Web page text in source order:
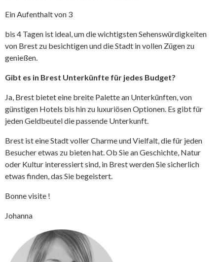
Ein Aufenthalt von 3
bis 4 Tagen ist ideal, um die wichtigsten Sehenswürdigkeiten
von Brest zu besichtigen und die Stadt in vollen Zügen zu
genießen.
Gibt es in Brest Unterkünfte für jedes Budget?
Ja, Brest bietet eine breite Palette an Unterkünften, von
günstigen Hotels bis hin zu luxuriösen Optionen. Es gibt für
jeden Geldbeutel die passende Unterkunft.
Brest ist eine Stadt voller Charme und Vielfalt, die für jeden
Besucher etwas zu bieten hat. Ob Sie an Geschichte, Natur
oder Kultur interessiert sind, in Brest werden Sie sicherlich
etwas finden, das Sie begeistert.
Bonne visite !
Johanna